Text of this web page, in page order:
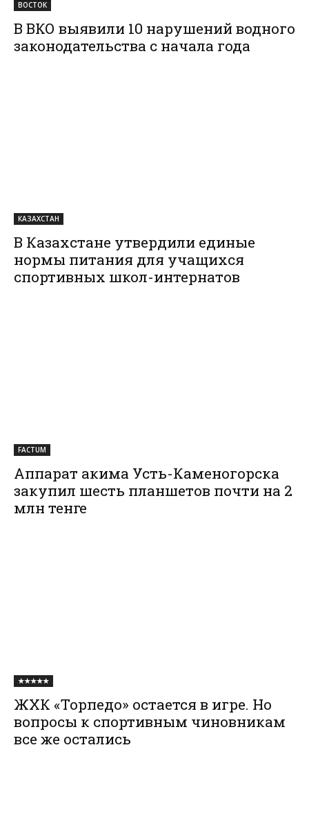
ВОСТОК
В ВКО выявили 10 нарушений водного
законодательства с начала года
КАЗАХСТАН
В Казахстане утвердили единые
нормы питания для учащихся
спортивных школ-интернатов
FACTUM
Аппарат акима Усть-Каменогорска
закупил шесть планшетов почти на 2
млн тенге
★★★★★
ЖХК «Торпедо» остается в игре. Но
вопросы к спортивным чиновникам
все же остались